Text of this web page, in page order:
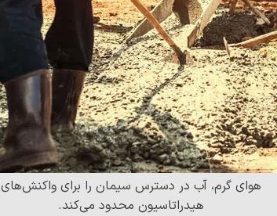
هوای گرم، آب در دسترس سیمان را برای واکنش‌های
هیدراتاسیون محدود می‌کند.